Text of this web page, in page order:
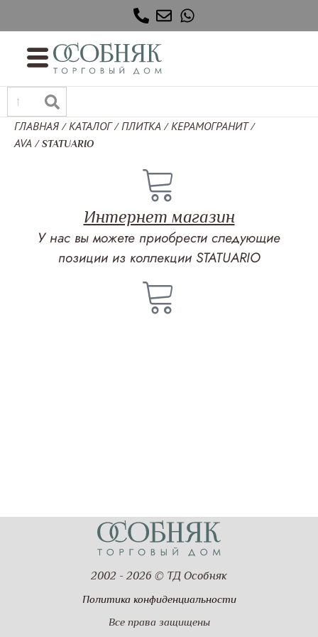
ГЛАВНАЯ / КАТАЛОГ / ПЛИТКА / КЕРАМОГРАНИТ /
AVA / STATUARIO
Интернет магазин
У нас вы можете приобрести следующие
позиции из коллекции STATUARIO
2002 - 2026 © ТД Особняк
Политика конфиденциальности
Все права защищены